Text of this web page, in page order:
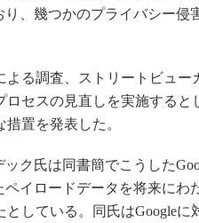
、幾つかのプライバシー侵
る調査、ストリートビュー
セスの見直しを実施すると
置を発表した。
ク氏は同書簡でこうした
イロードデータを将来にわ
している。同氏はGoogleに